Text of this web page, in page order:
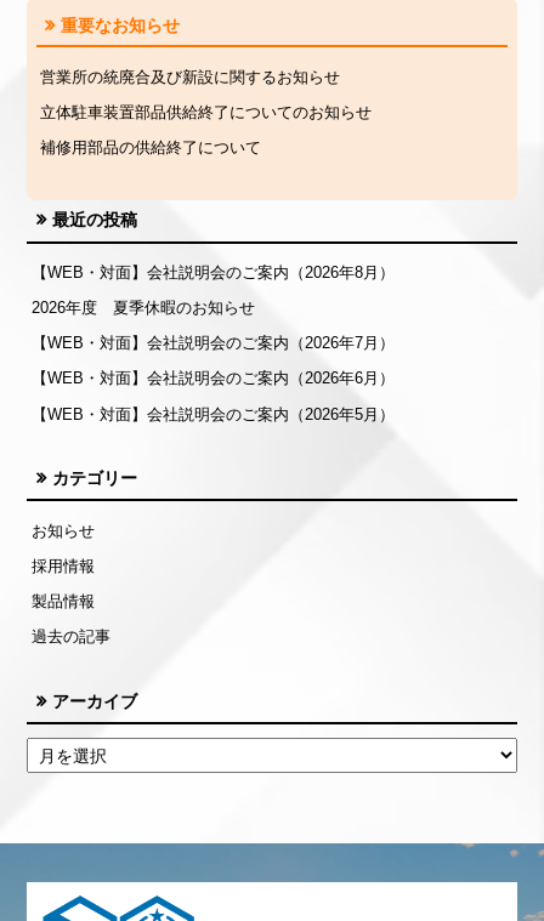
重要なお知らせ
営業所の統廃合及び新設に関するお知らせ
立体駐車装置部品供給終了についてのお知らせ
補修用部品の供給終了について
最近の投稿
【WEB・対面】会社説明会のご案内（2026年8月）
2026年度 夏季休暇のお知らせ
【WEB・対面】会社説明会のご案内（2026年7月）
【WEB・対面】会社説明会のご案内（2026年6月）
【WEB・対面】会社説明会のご案内（2026年5月）
カテゴリー
お知らせ
採用情報
製品情報
過去の記事
アーカイブ